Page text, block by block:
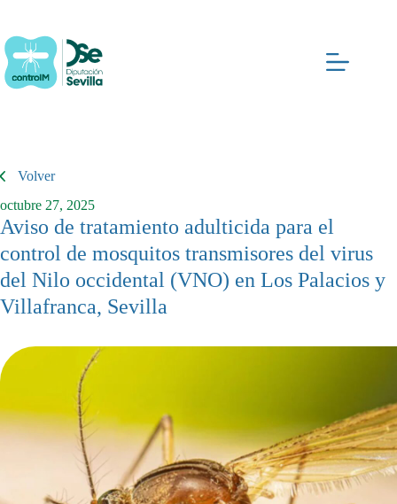
contenido
Volver
octubre 27, 2025
Aviso de tratamiento adulticida para el
control de mosquitos transmisores del virus
del Nilo occidental (VNO) en Los Palacios y
Villafranca, Sevilla